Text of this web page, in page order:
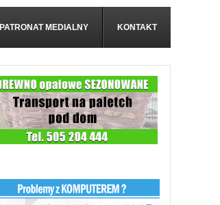
PATRONAT MEDIALNY KONTAKT